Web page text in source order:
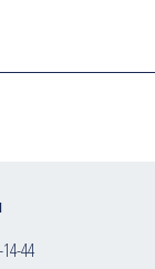
44